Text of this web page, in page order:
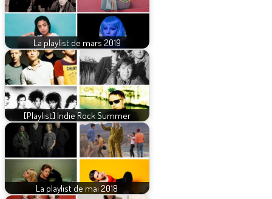
La playlist de mars 2019
[Playlist] Indie Rock Summer
La playlist de mai 2018